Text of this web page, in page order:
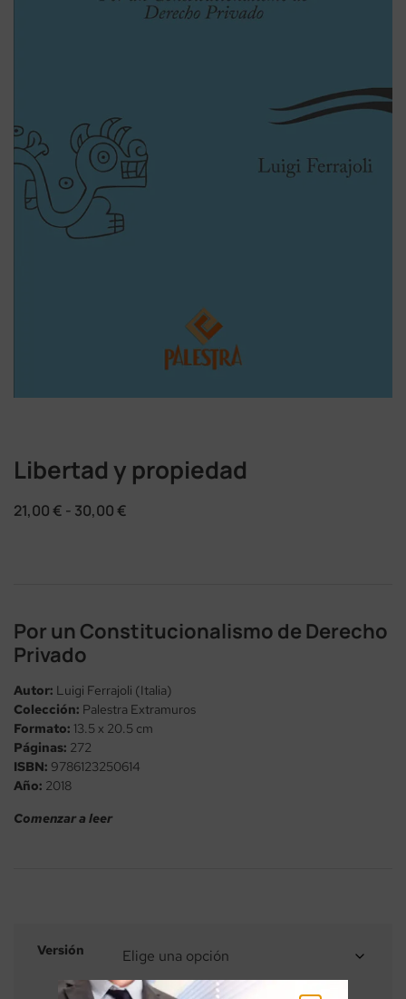
Libertad y propiedad
21,00€ - 30,00€
Por un Constitucionalismo de Derecho
Privado
Autor: Luigi Ferrajoli (Italia)
Colección: Palestra Extramuros
Formato: 13.5 x 20.5 cm
Páginas: 272
ISBN: 9786123250614
Año: 2018
Comenzar a leer
Versión